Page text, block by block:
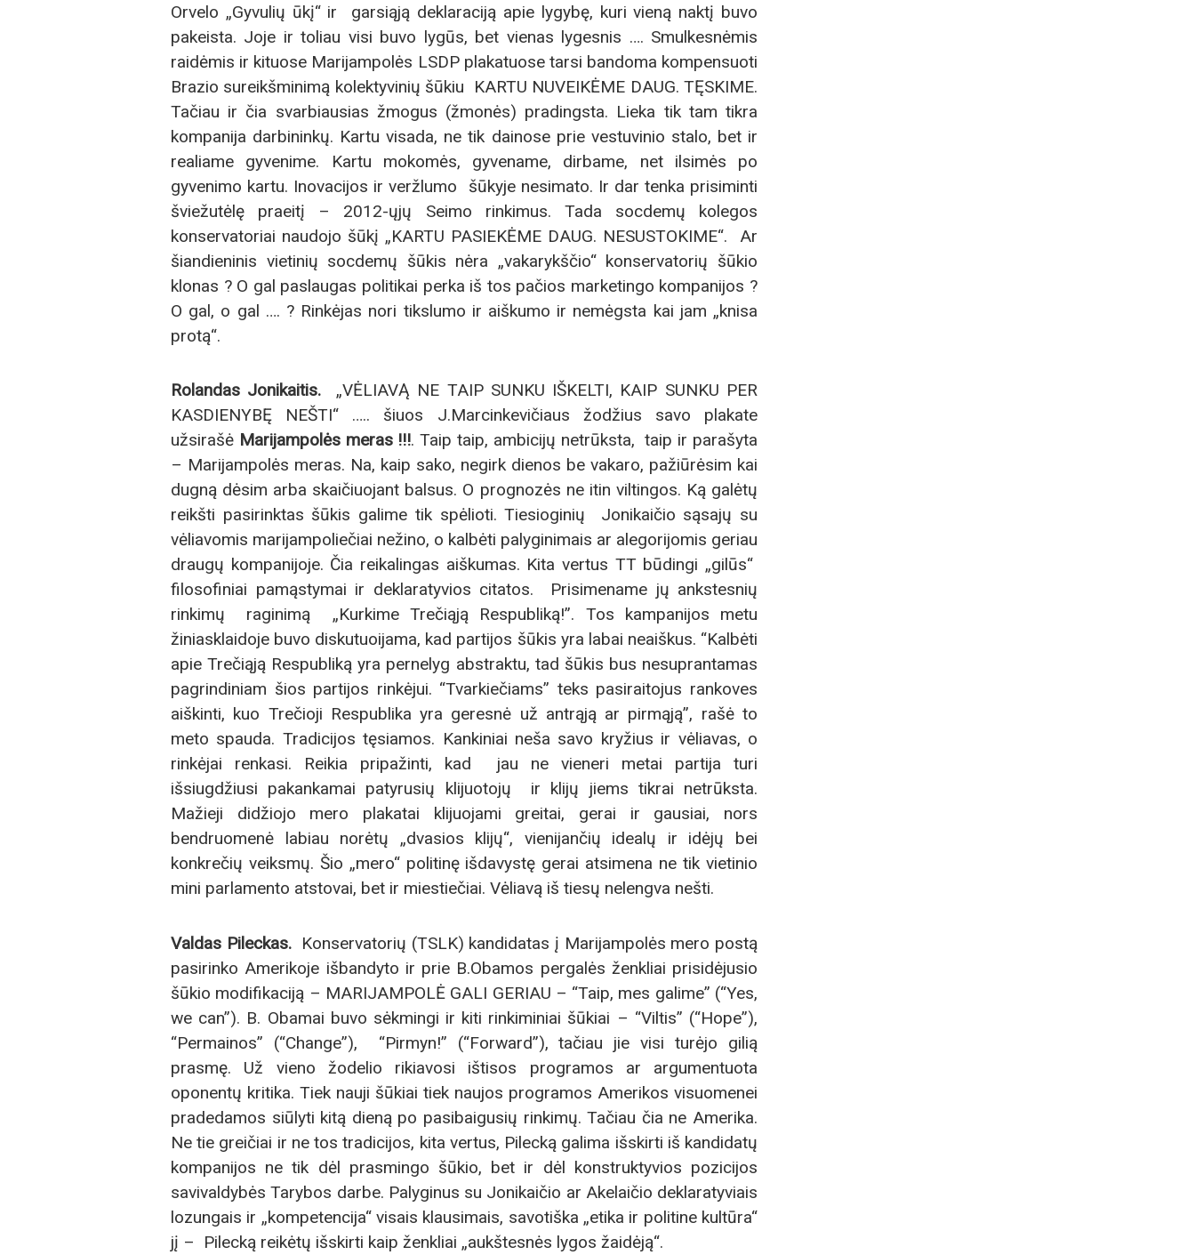
Orvelo „Gyvulių ūkį“ ir garsiąją deklaraciją apie lygybę, kuri vieną naktį buvo
pakeista. Joje ir toliau visi buvo lygūs, bet vienas lygesnis …. Smulkesnėmis
raidėmis ir kituose Marijampolės LSDP plakatuose tarsi bandoma kompensuoti
Brazio sureikšminimą kolektyvinių šūkiu KARTU NUVEIKĖME DAUG. TĘSKIME.
Tačiau ir čia svarbiausias žmogus (žmonės) pradingsta. Lieka tik tam tikra
kompanija darbininkų. Kartu visada, ne tik dainose prie vestuvinio stalo, bet ir
realiame gyvenime. Kartu mokomės, gyvename, dirbame, net ilsimės po
gyvenimo kartu. Inovacijos ir veržlumo šūkyje nesimato. Ir dar tenka prisiminti
šviežutėlę praeitį – 2012-ųjų Seimo rinkimus. Tada socdemų kolegos
konservatoriai naudojo šūkį „KARTU PASIEKĖME DAUG. NESUSTOKIME“. Ar
šiandieninis vietinių socdemų šūkis nėra „vakarykščio“ konservatorių šūkio
klonas ? O gal paslaugas politikai perka iš tos pačios marketingo kompanijos ?
O gal, o gal …. ? Rinkėjas nori tikslumo ir aiškumo ir nemėgsta kai jam „knisa
protą“.
Rolandas Jonikaitis.
„VĖLIAVĄ NE TAIP SUNKU IŠKELTI, KAIP SUNKU PER
KASDIENYBĘ NEŠTI“ ….. šiuos J.Marcinkevičiaus žodžius savo plakate
užsirašė Marijampolės meras !!!. Taip taip, ambicijų netrūksta, taip ir parašyta
– Marijampolės meras. Na, kaip sako, negirk dienos be vakaro, pažiūrėsim kai
dugną dėsim arba skaičiuojant balsus. O prognozės ne itin viltingos. Ką galėtų
reikšti pasirinktas šūkis galime tik spėlioti. Tiesioginių Jonikaičio sąsajų su
vėliavomis marijampoliečiai nežino, o kalbėti palyginimais ar alegorijomis geriau
draugų kompanijoje. Čia reikalingas aiškumas. Kita vertus TT būdingi „gilūs“
filosofiniai pamąstymai ir deklaratyvios citatos. Prisimename jų ankstesnių
rinkimų raginimą „Kurkime Trečiąją Respubliką!”. Tos kampanijos metu
žiniasklaidoje buvo diskutuoijama, kad partijos šūkis yra labai neaiškus. “Kalbėti
apie Trečiąją Respubliką yra pernelyg abstraktu, tad šūkis bus nesuprantamas
pagrindiniam šios partijos rinkėjui. “Tvarkiečiams” teks pasiraitojus rankoves
aiškinti, kuo Trečioji Respublika yra geresnė už antrąją ar pirmąją”, rašė to
meto spauda. Tradicijos tęsiamos. Kankiniai neša savo kryžius ir vėliavas, o
rinkėjai renkasi. Reikia pripažinti, kad jau ne vieneri metai partija turi
išsiugdžiusi pakankamai patyrusių klijuotojų ir klijų jiems tikrai netrūksta.
Mažieji didžiojo mero plakatai klijuojami greitai, gerai ir gausiai, nors
bendruomenė labiau norėtų „dvasios klijų“, vienijančių idealų ir idėjų bei
konkrečių veiksmų. Šio „mero“ politinę išdavystę gerai atsimena ne tik vietinio
mini parlamento atstovai, bet ir miestiečiai. Vėliavą iš tiesų nelengva nešti.
Valdas Pileckas. Konservatorių (TSLK) kandidatas į Marijampolės mero postą
pasirinko Amerikoje išbandyto ir prie B.Obamos pergalės ženkliai prisidėjusio
šūkio modifikaciją – MARIJAMPOLĖ GALI GERIAU – “Taip, mes galime” (“Yes,
we can”). B. Obamai buvo sėkmingi ir kiti rinkiminiai šūkiai – “Viltis” (“Hope”),
“Permainos” (“Change”), “Pirmyn!” (“Forward”), tačiau jie visi turėjo gilią
prasmę. Už vieno žodelio rikiavosi ištisos programos ar argumentuota
oponentų kritika. Tiek nauji šūkiai tiek naujos programos Amerikos visuomenei
pradedamos siūlyti kitą dieną po pasibaigusių rinkimų. Tačiau čia ne Amerika.
Ne tie greičiai ir ne tos tradicijos, kita vertus, Pilecką galima išskirti iš kandidatų
kompanijos ne tik dėl prasmingo šūkio, bet ir dėl konstruktyvios pozicijos
savivaldybės Tarybos darbe. Palyginus su Jonikaičio ar Akelaičio deklaratyviais
lozungais ir „kompetencija“ visais klausimais, savotiška „etika ir politine kultūra“
jį – Pilecką reikėtų išskirti kaip ženkliai „aukštesnės lygos žaidėją“.